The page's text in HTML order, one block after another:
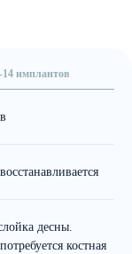
14 имплантов
десны.
костная